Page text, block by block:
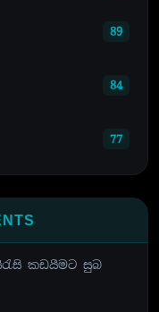
89
84
77
කඩයීමට සුබ